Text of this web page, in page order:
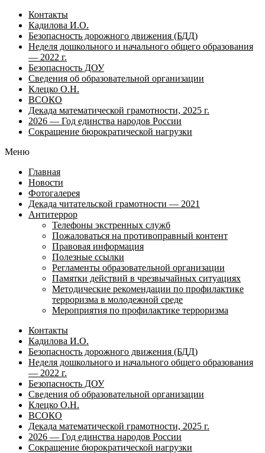
Контакты
Кадилова И.О.
Безопасность дорожного движения (БДД)
Неделя дошкольного и начального общего образования
— 2022 г.
Безопасность ДОУ
Сведения об образовательной организации
Клецко О.Н.
ВСОКО
Декада математической грамотности, 2025 г.
2026 — Год единства народов России
Сокращение бюрократической нагрузки
Меню
Главная
Новости
Фотогалерея
Декада читательской грамотности — 2021
Антитеррор
Телефоны экстренных служб
Пожаловаться на противоправный контент
Правовая информация
Полезные ссылки
Регламенты образовательной организации
Памятки действий в чрезвычайных ситуациях
Методические рекомендации по профилактике
терроризма в молодежной среде
Мероприятия по профилактике терроризма
Контакты
Кадилова И.О.
Безопасность дорожного движения (БДД)
Неделя дошкольного и начального общего образования
— 2022 г.
Безопасность ДОУ
Сведения об образовательной организации
Клецко О.Н.
ВСОКО
Декада математической грамотности, 2025 г.
2026 — Год единства народов России
Сокращение бюрократической нагрузки